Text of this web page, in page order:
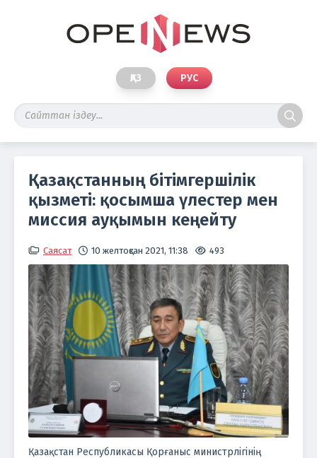
ҚАЗ РУС
Қазақстанның бітімгершілік
қызметі: қосымша үлестер мен
миссия ауқымын кеңейту
Саясат 10 желтоқсан 2021, 11:38 493
Қазақстан Республикасы Қорғаныс министрлігінің